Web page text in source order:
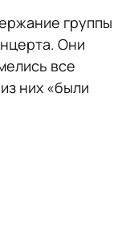
группы
Они
все
них «были